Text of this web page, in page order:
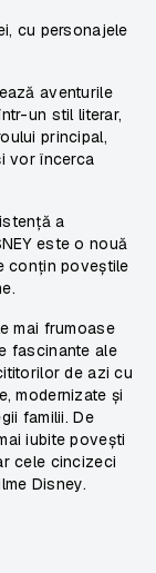
cu personajele
aventurile
un stil literar,
principal,
vor încerca
a
este o nouă
conțin poveștile
mai frumoase
fascinante ale
de azi cu
modernizate și
familii. De
iubite povești
cele cincizeci
Disney.